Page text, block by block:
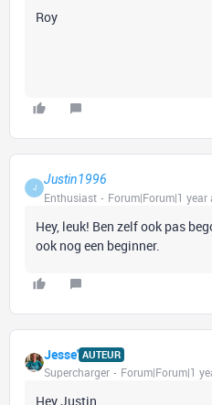
Roy
J
Justin1996
Enthusiast
Forum|Forum|1 year
Hey, leuk! Ben zelf ook pas
ook nog een beginner.
Jesse' AUTEUR
Supercharger Forum|Forum|1
Hey Justin